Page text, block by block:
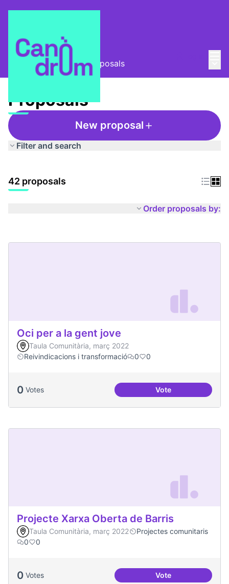
Taula Comunitària / Proposals
Proposals
New proposal
Filter and search
42 proposals
Order proposals by:
Oci per a la gent jove
Taula Comunitària, març 2022
Reivindicacions i transformació
0 0
0 Votes VoteOci per a la gent
Projecte Xarxa Oberta de Barris
Taula Comunitària, març 2022
Projectes comunitaris
0
0
0 Votes VoteProjecte Xarxa